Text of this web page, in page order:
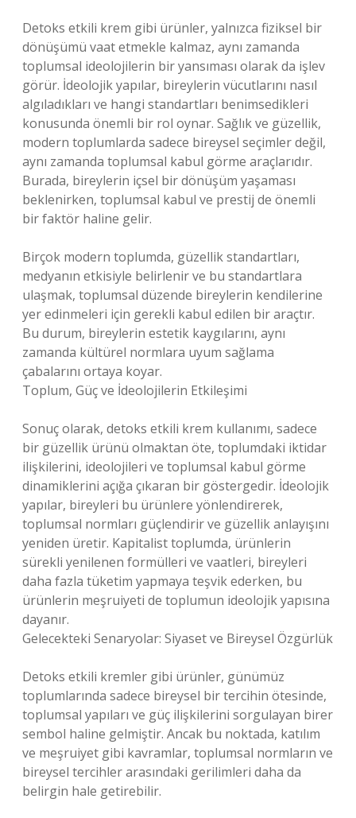
Detoks etkili krem gibi ürünler, yalnızca fiziksel bir
dönüşümü vaat etmekle kalmaz, aynı zamanda
toplumsal ideolojilerin bir yansıması olarak da işlev
görür. İdeolojik yapılar, bireylerin vücutlarını nasıl
algıladıkları ve hangi standartları benimsedikleri
konusunda önemli bir rol oynar. Sağlık ve güzellik,
modern toplumlarda sadece bireysel seçimler değil,
aynı zamanda toplumsal kabul görme araçlarıdır.
Burada, bireylerin içsel bir dönüşüm yaşaması
beklenirken, toplumsal kabul ve prestij de önemli
bir faktör haline gelir.
Birçok modern toplumda, güzellik standartları,
medyanın etkisiyle belirlenir ve bu standartlara
ulaşmak, toplumsal düzende bireylerin kendilerine
yer edinmeleri için gerekli kabul edilen bir araçtır.
Bu durum, bireylerin estetik kaygılarını, aynı
zamanda kültürel normlara uyum sağlama
çabalarını ortaya koyar.
Toplum, Güç ve İdeolojilerin Etkileşimi
Sonuç olarak, detoks etkili krem kullanımı, sadece
bir güzellik ürünü olmaktan öte, toplumdaki iktidar
ilişkilerini, ideolojileri ve toplumsal kabul görme
dinamiklerini açığa çıkaran bir göstergedir. İdeolojik
yapılar, bireyleri bu ürünlere yönlendirerek,
toplumsal normları güçlendirir ve güzellik anlayışını
yeniden üretir. Kapitalist toplumda, ürünlerin
sürekli yenilenen formülleri ve vaatleri, bireyleri
daha fazla tüketim yapmaya teşvik ederken, bu
ürünlerin meşruiyeti de toplumun ideolojik yapısına
dayanır.
Gelecekteki Senaryolar: Siyaset ve Bireysel Özgürlük
Detoks etkili kremler gibi ürünler, günümüz
toplumlarında sadece bireysel bir tercihin ötesinde,
toplumsal yapıları ve güç ilişkilerini sorgulayan birer
sembol haline gelmiştir. Ancak bu noktada, katılım
ve meşruiyet gibi kavramlar, toplumsal normların ve
bireysel tercihler arasındaki gerilimleri daha da
belirgin hale getirebilir.